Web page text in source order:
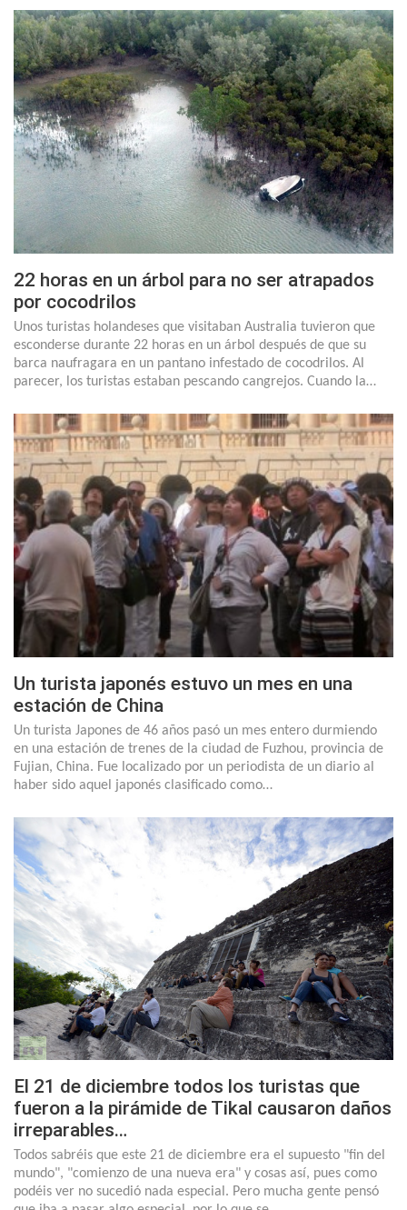
22 horas en un árbol para no ser atrapados
por cocodrilos
Unos turistas holandeses que visitaban Australia tuvieron que
esconderse durante 22 horas en un árbol después de que su
barca naufragara en un pantano infestado de cocodrilos. Al
parecer, los turistas estaban pescando cangrejos. Cuando la…
Un turista japonés estuvo un mes en una
estación de China
Un turista Japones de 46 años pasó un mes entero durmiendo
en una estación de trenes de la ciudad de Fuzhou, provincia de
Fujian, China. Fue localizado por un periodista de un diario al
haber sido aquel japonés clasificado como…
El 21 de diciembre todos los turistas que
fueron a la pirámide de Tikal causaron daños
irreparables…
Todos sabréis que este 21 de diciembre era el supuesto "fin del
mundo", "comienzo de una nueva era" y cosas así, pues como
podéis ver no sucedió nada especial. Pero mucha gente pensó